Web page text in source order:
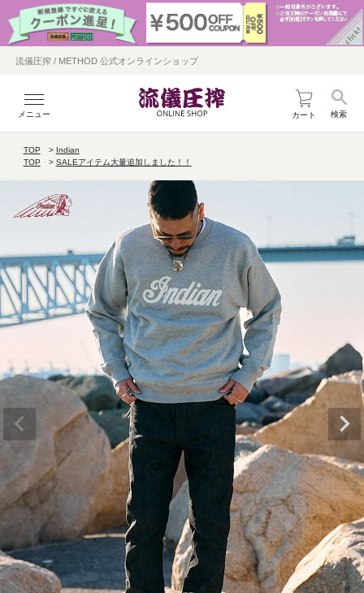
流儀圧搾 / METHOD 公式オンラインショップ
メニュー カート 検索
TOP
Indian
TOP
SALEアイテム大量追加しました！！